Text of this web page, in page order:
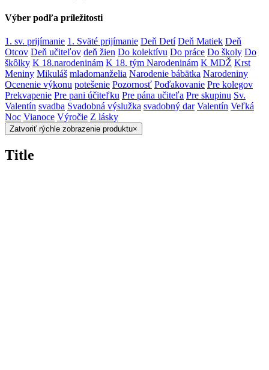
Výber podľa príležitosti
1. sv. prijímanie 1. Sväté prijímanie Deň Detí Deň Matiek Deň
Otcov Deň učiteľov deň žien Do kolektívu Do práce Do školy Do
škôlky K 18.narodeninám K 18. tým Narodeninám K MDŽ Krst
Meniny Mikuláš mladomanželia Narodenie bábätka Narodeniny
Ocenenie výkonu potešenie Pozornosť Poďakovanie Pre kolegov
Prekvapenie Pre pani účiteľku Pre pána učiteľa Pre skupinu Sv.
Valentín svadba Svadobná výslužka svadobný dar Valentín Veľká
Noc Vianoce Výročie Z lásky
Zatvoriť rýchle zobrazenie produktu×
Title